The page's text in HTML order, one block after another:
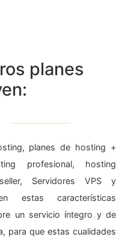
planes
planes de hosting +
profesional, hosting
Servidores VPS y
estas características
un servicio íntegro y de
para que estas cualidades